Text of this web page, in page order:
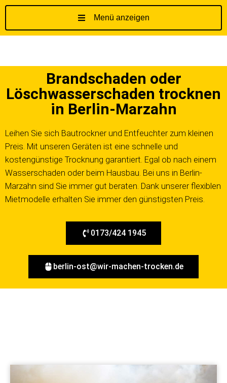
h
a
s
p
r
i
n
g
Menü anzeigen
Brandschaden oder
Löschwasserschaden trocknen
in Berlin-Marzahn
Leihen Sie sich Bautrockner und Entfeuchter zum kleinen
Preis. Mit unseren Geräten ist eine schnelle und
kostengünstige Trocknung garantiert. Egal ob nach einem
Wasserschaden oder beim Hausbau. Bei uns in Berlin-
Marzahn sind Sie immer gut beraten. Dank unserer flexiblen
Mietmodelle erhalten Sie immer den günstigsten Preis.
0173/424 1945
berlin-ost@wir-machen-trocken.de